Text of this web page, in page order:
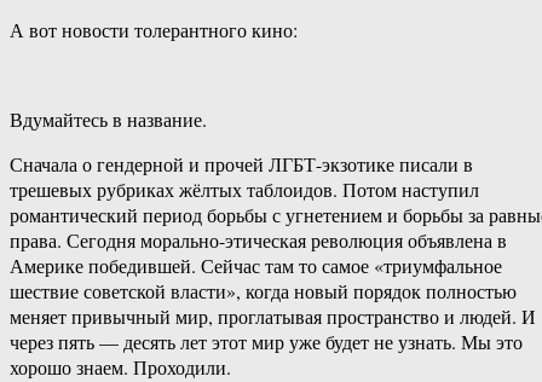
А вот новости толерантного кино:
Вдумайтесь в название.
Сначала о гендерной и прочей ЛГБТ-экзотике писали в
трешевых рубриках жёлтых таблоидов. Потом наступил
романтический период борьбы с угнетением и борьбы за
права. Сегодня морально-этическая революция объявлена в
Америке победившей. Сейчас там то самое «триумфальное
шествие советской власти», когда новый порядок полностью
меняет привычный мир, проглатывая пространство и людей. И
через пять — десять лет этот мир уже будет не узнать. Мы это
хорошо знаем. Проходили.